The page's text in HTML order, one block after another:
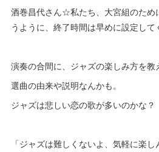
酒巻昌代さん☆私たち、大宮組のため
うように、終了時間は早めに設定して
演奏の合間に、ジャズの楽しみ方を教
選曲の由来や説明なんかも。
ジャズは悲しい恋の歌が多いのかな？
「ジャズは難しくないよ、気軽に楽